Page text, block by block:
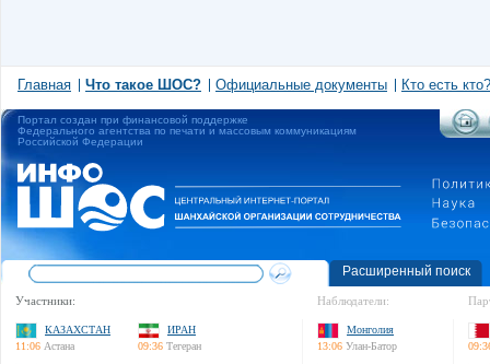
Главная Что такое ШОС? Официальные документы Кто есть кто?
Портал создан при финансовой поддержке
Федерального агентства по печати и массовым коммуникациям
Российской Федерации
Расширенный поиск
Участники:
КАЗАХСТАН
11:06 Астана
ИРАН
09:36 Тегеран
Наблюдатели:
Монголия
13:06 Улан-Батор